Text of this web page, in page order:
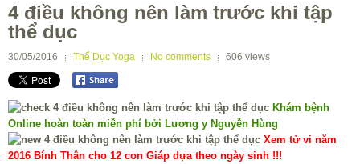
4 điều không nên làm trước khi tập
thể dục
30/05/2016 Thể Dục Yoga No comments 606 views
Khám bệnh
Online hoàn toàn miễn phí bởi Lương y Nguyễn Hùng
Xem tử vi năm
2016 Bính Thân cho 12 con Giáp dựa theo ngày sinh !!!